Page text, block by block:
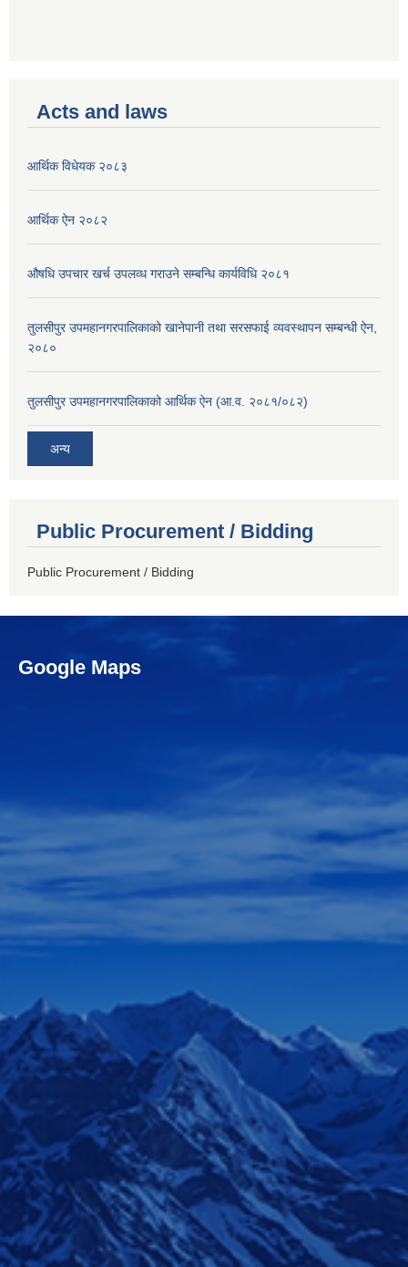
Acts and laws
आर्थिक विधेयक २०८३
आर्थिक ऐन २०८२
औषधि उपचार खर्च उपलव्ध गराउने सम्बन्धि कार्यविधि २०८१
तुलसीपुर उपमहानगरपालिकाको खानेपानी तथा सरसफाई व्यवस्थापन सम्बन्धी ऐन,
२०८०
तुलसीपुर उपमहानगरपालिकाको आर्थिक ऐन (आ.व. २०८१/०८२)
अन्य
Public Procurement / Bidding
Public Procurement / Bidding
Google Maps